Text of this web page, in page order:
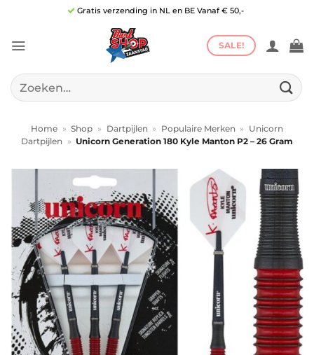
inhoud
Gratis verzending in NL en BE Vanaf € 50,-
SALE!
Zoeken
naar:
Home » Shop » Dartpijlen » Populaire Merken »
Unicorn
Dartpijlen
» Unicorn Generation 180 Kyle Manton P2 – 26 Gram